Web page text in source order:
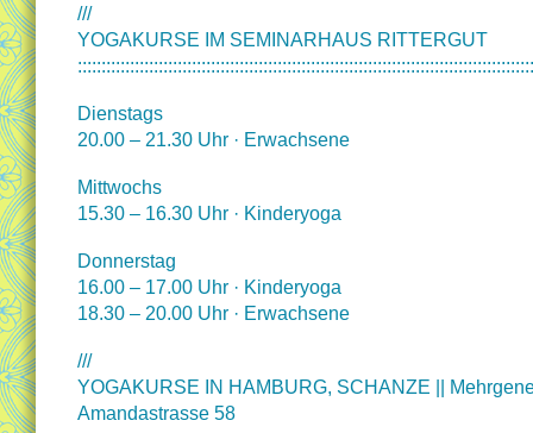
///
YOGAKURSE IM SEMINARHAUS RITTERGUT
Dienstags
20.00 – 21.30 Uhr · Erwachsene
Mittwochs
15.30 – 16.30 Uhr · Kinderyoga
Donnerstag
16.00 – 17.00 Uhr · Kinderyoga
18.30 – 20.00 Uhr · Erwachsene
///
YOGAKURSE IN HAMBURG, SCHANZE ||
Amandastrasse 58